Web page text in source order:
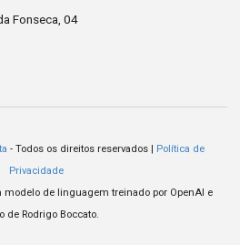
Fonseca, 04
- Todos os direitos reservados |
Política de
Privacidade
modelo de linguagem treinado por OpenAI e
de Rodrigo Boccato.